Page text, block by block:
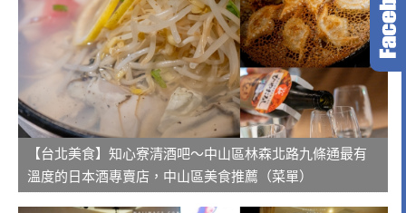
【台北美食】知心寮清酒吧～中山區林森北路九條通最有
溫度的日本酒專賣店，中山區美食推薦（菜單）